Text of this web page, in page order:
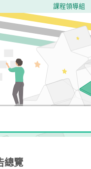
課程領導組
總覽